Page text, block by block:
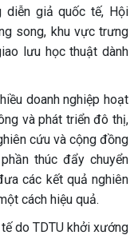
diễn giả quốc tế, Hội
song, khu vực trưng
lưu học thuật dành
doanh nghiệp hoạt
và phát triển đô thị,
cứu và cộng đồng
thúc đẩy chuyển
các kết quả nghiên
cách hiệu quả.
do TDTU khởi xướng